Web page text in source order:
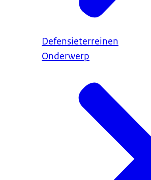
Defensieterreinen
Onderwerp